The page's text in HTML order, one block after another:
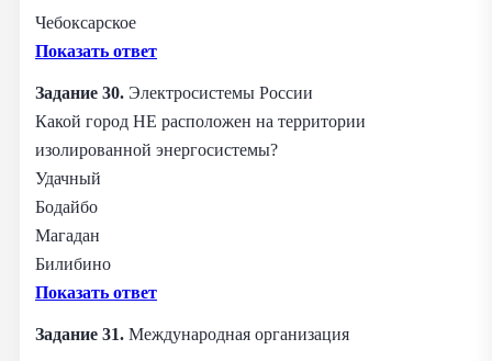
Чебоксарское
Показать ответ
Задание 30. Электросистемы России
Какой город НЕ расположен на территории
изолированной энергосистемы?
Удачный
Бодайбо
Магадан
Билибино
Показать ответ
Задание 31. Международная организация